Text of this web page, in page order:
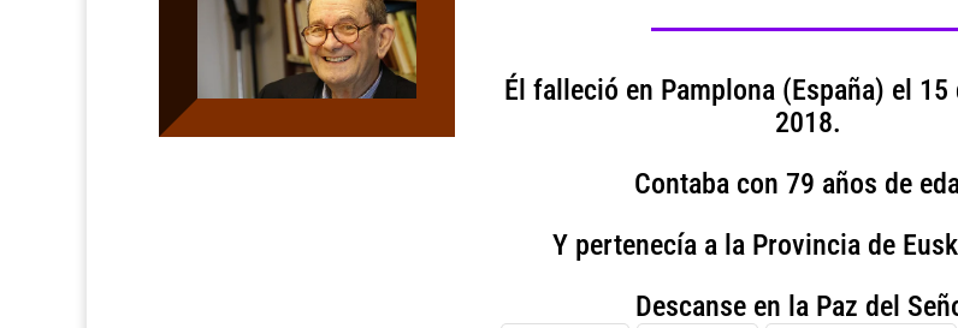
Él falleció en Pamplona (España) el
2018.
Contaba con 79 años de
Y pertenecía a la Provincia de
Descanse en la Paz del